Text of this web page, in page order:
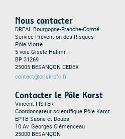
Nous contacter
DREAL Bourgogne-Franche-Comté
Service Prévention des Risques
Pôle Viotte
5 voie Gisèle Halimi
BP 31269
25005 BESANÇON CEDEX
contact@orisk-bfc.fr
Contacter le Pôle Karst
Vincent FISTER
Coordonnateur scientifique Pôle Karst
EPTB Saône et Doubs
10 Av. Georges Clémenceau
25000 BESANÇON